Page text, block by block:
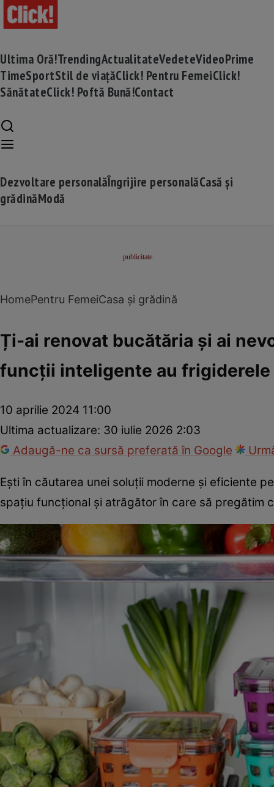
Ultima Oră!TrendingActualitateVedeteVideoPrime
TimeSportStil de viațăClick! Pentru FemeiClick!
SănătateClick! Poftă Bună!Contact
Dezvoltare personalăÎngrijire personalăCasă și
grădinăModă
HomePentru FemeiCasa și grădină
Ți-ai renovat bucătăria și ai
funcții inteligente au frigiderele
10 aprilie 2024 11:00
Ultima actualizare: 30 iulie 2026 2:03
Adaugă-ne ca sursă preferată în Google
Ești în căutarea unei soluții moderne și eficiente
spațiu funcțional și atrăgător în care să pregătim